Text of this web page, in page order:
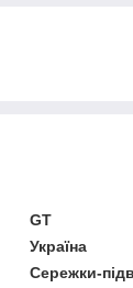
GT
Україна
Сережки-